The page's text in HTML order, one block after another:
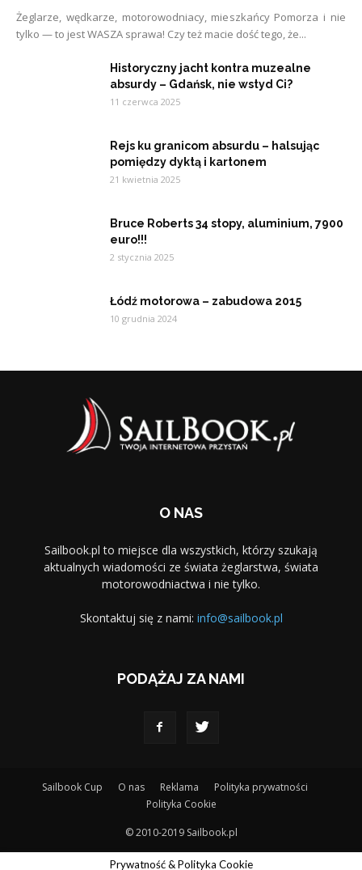
Żeglarze, wędkarze, motorowodniacy, mieszkańcy Pomorza i nie
tylko — to jest WASZA sprawa! Czy też macie dość tego, że...
Historyczny jacht kontra muzealne
absurdy – Gdańsk, nie wstyd Ci?
11 czerwca 2025
Rejs ku granicom absurdu – halsując
pomiędzy dyktą i kartonem
21 kwietnia 2025
Bruce Roberts 34 stopy, aluminium, 7900
euro!!!
2 stycznia 2025
Łódź motorowa – zabudowa 2015
10 grudnia 2024
O NAS
Sailbook.pl to miejsce dla wszystkich, którzy szukają
aktualnych wiadomości ze świata żeglarstwa, świata
motorowodniactwa i nie tylko.
Skontaktuj się z nami: info@sailbook.pl
PODĄŻAJ ZA NAMI
Sailbook Cup O nas Reklama
Polityka prywatności
Polityka Cookie
© 2010-2019 Sailbook.pl
Prywatność & Polityka Cookie